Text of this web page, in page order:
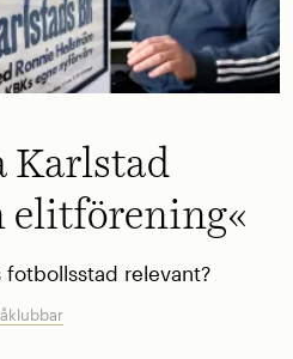
Karlstad
elitförening«
relevant?